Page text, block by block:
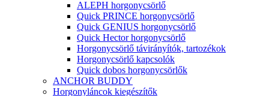
ALEPH horgonycsörlő
Quick PRINCE horgonycsörlő
Quick GENIUS horgonycsörlő
Quick Hector horgonycsörlő
Horgonycsörlő távirányítók, tartozékok
Horgonycsörlő kapcsolók
Quick dobos horgonycsörlők
ANCHOR BUDDY
Horgonyláncok kiegészítők